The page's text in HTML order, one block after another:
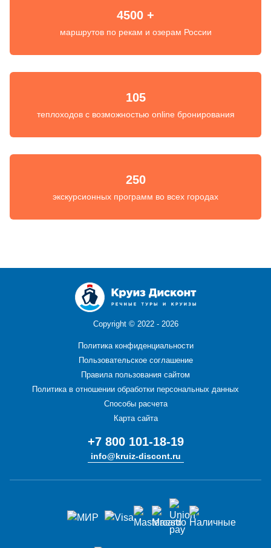
4500 +
маршрутов по рекам и озерам России
105
теплоходов с возможностью online бронирования
250
экскурсионных программ во всех городах
Copyright © 2022 - 2026
Политика конфиденциальности
Пользовательское соглашение
Правила пользования сайтом
Политика в отношении обработки персональных данных
Способы расчета
Карта сайта
+7 800 101-18-19
info@kruiz-discont.ru